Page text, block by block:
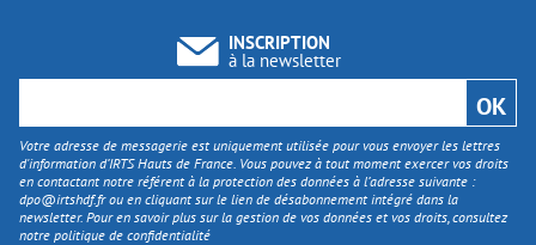
INSCRIPTION
à la newsletter
Votre adresse de messagerie est uniquement utilisée pour vous envoyer les lettres
d'information d’IRTS Hauts de France. Vous pouvez à tout moment exercer vos droits
en contactant notre référent à la protection des données à l’adresse suivante :
dpo@irtshdf.frou en cliquant sur le lien de désabonnement intégré dans la
newsletter. Pour en savoir plus sur la gestion de vos données et vos droits, consultez
notre politique de confidentialité